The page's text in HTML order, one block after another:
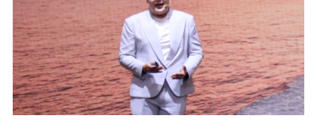
‘บลู
พงศ์
ทิวั
ตถ์
ตั้ง
วัน
เจริญ’